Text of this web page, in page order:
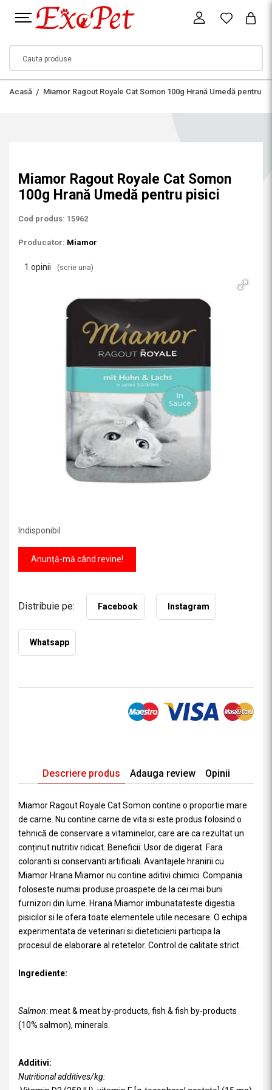
Acasă Miamor Ragout Royale Cat Somon 100g Hrană Umedă pentru
Descriere produs Adauga review Opinii
Miamor Ragout Royale Cat Somon contine o proportie mare
de carne. Nu contine carne de vita si este produs folosind o
tehnică de conservare a vitaminelor, care are ca rezultat un
conținut nutritiv ridicat. Beneficii: Usor de digerat. Fara
coloranti si conservanti artificiali. Avantajele hranirii cu
Miamor Hrana Miamor nu contine aditivi chimici. Compania
foloseste numai produse proaspete de la cei mai buni
furnizori din lume. Hrana Miamor imbunatateste digestia
pisicilor si le ofera toate elementele utile necesare. O echipa
experimentata de veterinari si dieteticieni participa la
procesul de elaborare al retetelor. Control de calitate strict.
Ingrediente:
Salmon:meat & meat by-products, fish & fish by-products
(10% salmon), minerals.
Additivi:
Nutritional additives/kg:
Miamor Ragout Royale Cat Somon
100g Hrană Umedă pentru pisici
Cod produs: 15962
Producator: Miamor
1 opinii (scrie una)
Indisponibil
Anunță-mă când revine!
Distribuie pe: Facebook Instagram
Whatsapp